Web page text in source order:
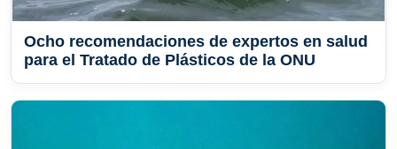
Ocho recomendaciones de expertos en salud
para el Tratado de Plásticos de la ONU